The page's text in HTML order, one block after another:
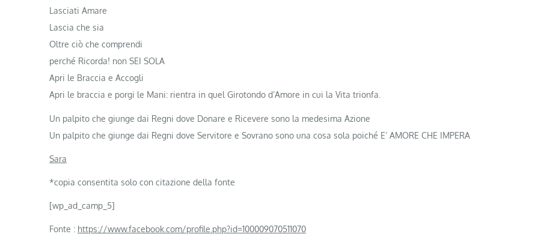
Lasciati Amare
Lascia che sia
Oltre ciò che comprendi
perché Ricorda! non SEI SOLA
Apri le Braccia e Accogli
Apri le braccia e porgi le Mani: rientra in quel Girotondo d’Amore in cui la Vita trionfa.
Un palpito che giunge dai Regni dove Donare e Ricevere sono la medesima Azione
Un palpito che giunge dai Regni dove Servitore e Sovrano sono una cosa sola poiché E’ AMORE CHE IMPERA
Sara
*copia consentita solo con citazione della fonte
[wp_ad_camp_5]
Fonte : https://www.facebook.com/profile.php?id=100009070511070